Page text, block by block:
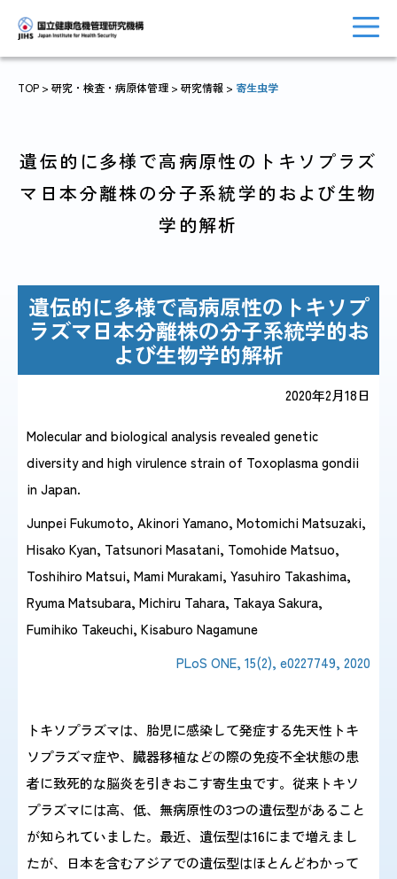
研究関係
国際協力・
人材育成関係
広報関係
サーベイランス情報
TOP > 研究・検査・病原体管理 > 研究情報 > 寄生虫学
遺伝的に多様で高病原性のトキソプラズ
マ日本分離株の分子系統学的および生物
学的解析
遺伝的に多様で高病原性のトキソプ
ラズマ日本分離株の分子系統学的お
よび生物学的解析
2020年2月18日
Molecular and biological analysis revealed genetic
diversity and high virulence strain of Toxoplasma gondii
in Japan.
Junpei Fukumoto, Akinori Yamano, Motomichi Matsuzaki,
Hisako Kyan, Tatsunori Masatani, Tomohide Matsuo,
Toshihiro Matsui, Mami Murakami, Yasuhiro Takashima,
Ryuma Matsubara, Michiru Tahara, Takaya Sakura,
Fumihiko Takeuchi, Kisaburo Nagamune
PLoS ONE, 15(2), e0227749, 2020
トキソプラズマは、胎児に感染して発症する先天性トキ
ソプラズマ症や、臓器移植などの際の免疫不全状態の患
者に致死的な脳炎を引きおこす寄生虫です。従来トキソ
プラズマには高、低、無病原性の3つの遺伝型があること
が知られていました。最近、遺伝型は16にまで増えまし
たが、日本を含むアジアでの遺伝型はほとんどわかって